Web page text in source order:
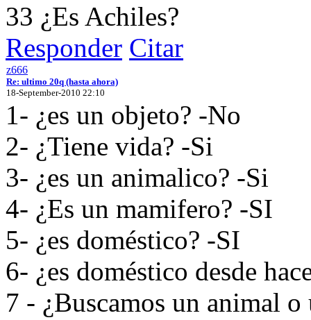
33 ¿Es Achiles?
Responder Citar
z666
Re: ultimo 20q (hasta ahora)
18-September-2010 22:10
1- ¿es un objeto? -No
2- ¿Tiene vida? -Si
3- ¿es un animalico? -Si
4- ¿Es un mamifero? -SI
5- ¿es doméstico? -SI
6- ¿es doméstico desde
7 - ¿Buscamos un animal